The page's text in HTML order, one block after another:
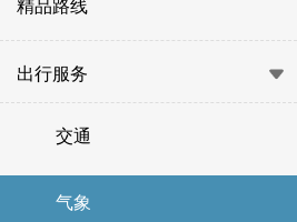
精品路线
出行服务
交通
气象